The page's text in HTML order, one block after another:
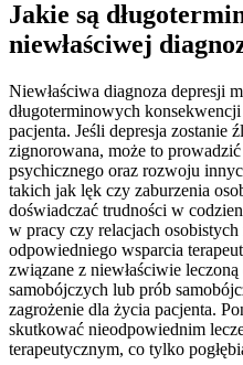
Jakie są
niewłaściwej
Niewłaściwa diagnoza depresji
długoterminowych
pacjenta. Jeśli depresja zostanie
zignorowana, może to
psychicznego oraz rozwoju
takich jak lęk czy zaburzenia
doświadczać trudności w
w pracy czy relacjach
odpowiedniego wsparcia
związane z niewłaściwie
samobójczych lub prób
zagrożenie dla życia pacjenta.
skutkować nieodpowiednim
terapeutycznym, co tylko